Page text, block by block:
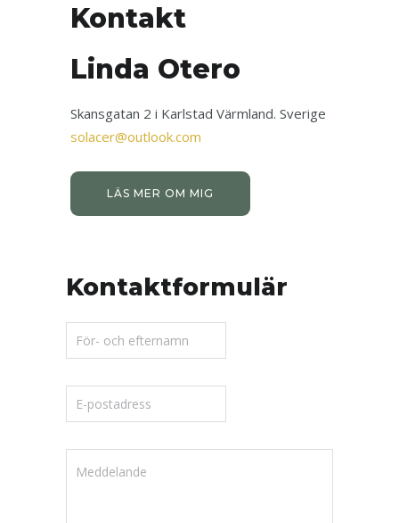
Kontakt
Linda Otero
Skansgatan 2 i Karlstad Värmland. Sverige
solacer@outlook.com
LÄS MER OM MIG
Kontaktformulär